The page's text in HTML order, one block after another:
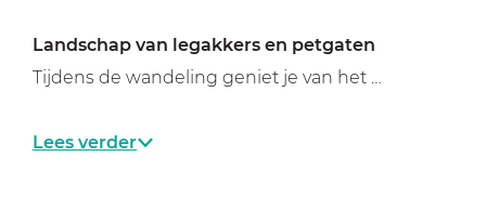
Landschap van legakkers en petgaten
Tijdens de wandeling geniet je van het …
Lees verder